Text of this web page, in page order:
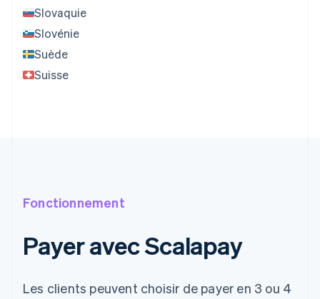
Slovaquie
Slovénie
Suède
Suisse
Fonctionnement
Payer avec Scalapay
Les clients peuvent choisir de payer en 3 ou 4